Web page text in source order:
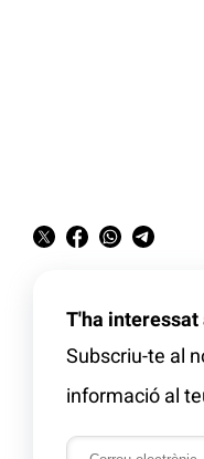
T'ha
Subscriu-te al
informació al